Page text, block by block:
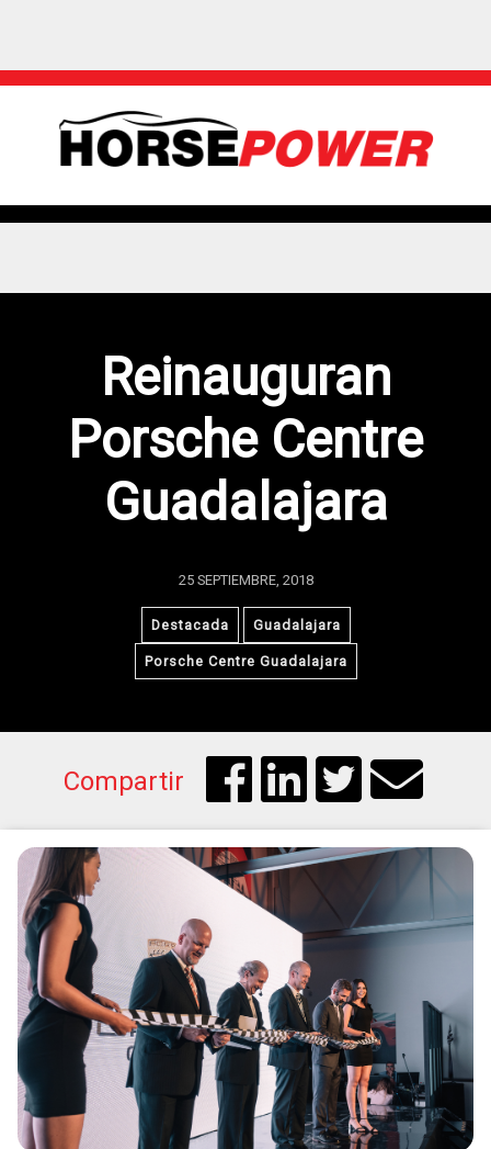
Reinauguran
Porsche Centre
Guadalajara
25 SEPTIEMBRE, 2018
Destacada Guadalajara
Porsche Centre Guadalajara
Compartir